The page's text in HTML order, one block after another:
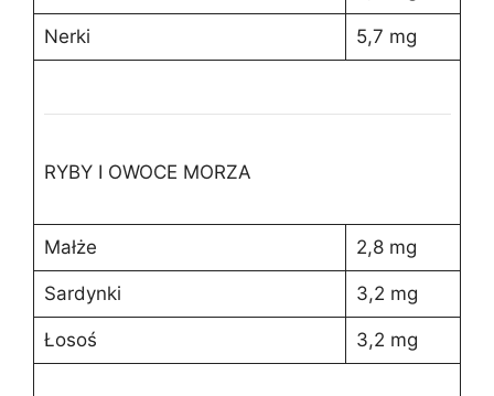
Nerki 5,7 mg
RYBY I OWOCE MORZA
Małże 2,8 mg
Sardynki 3,2 mg
Łosoś 3,2 mg